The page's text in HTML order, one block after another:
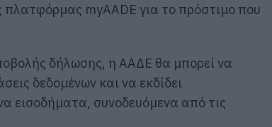
myAADE για το πρόστιμο που
δήλωσης, η ΑΑΔΕ θα μπορεί να
δεδομένων και να εκδίδει
εισοδήματα, συνοδευόμενα από τις